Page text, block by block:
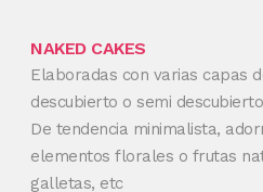
NAKED CAKES
Elaboradas con varias capas
descubierto o semi
De tendencia minimalista,
elementos florales o frutas
galletas, etc